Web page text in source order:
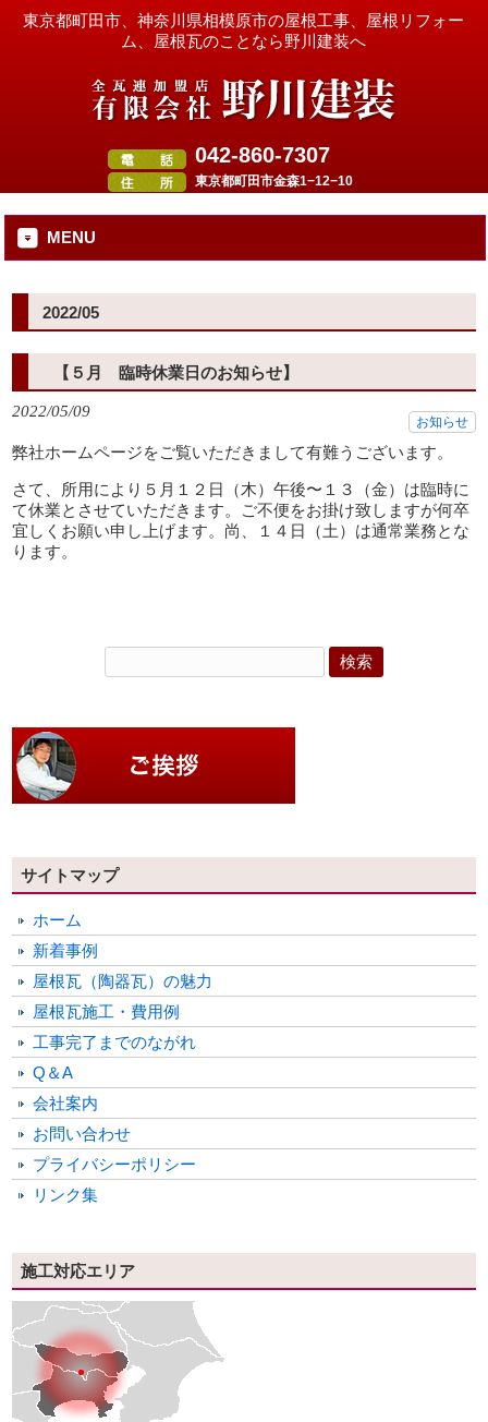
東京都町田市、神奈川県相模原市の屋根工事、屋根リフォー
ム、屋根瓦のことなら野川建装へ
042-860-7307
東京都町田市金森1−12−10
MENU
2022/05
【５月 臨時休業日のお知らせ】
2022/05/09
お知らせ
弊社ホームページをご覧いただきまして有難うございます。
さて、所用により５月１２日（木）午後〜１３（金）は臨時に
て休業とさせていただきます。ご不便をお掛け致しますが何卒
宜しくお願い申し上げます。尚、１４日（土）は通常業務とな
ります。
サイトマップ
ホーム
新着事例
屋根瓦（陶器瓦）の魅力
屋根瓦施工・費用例
工事完了までのながれ
Q＆A
会社案内
お問い合わせ
プライバシーポリシー
リンク集
施工対応エリア